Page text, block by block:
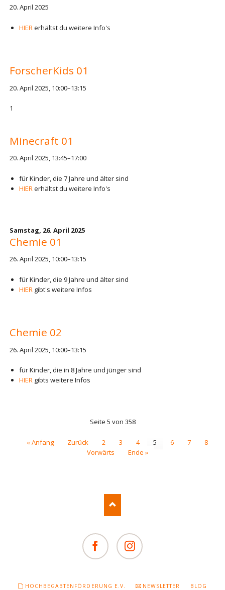
20. April 2025
HIERerhältst du weitere Info's
ForscherKids 01
20. April 2025, 10:00–13:15
1
Minecraft 01
20. April 2025, 13:45–17:00
für Kinder, die 7 Jahre und älter sind
HIERerhältst du weitere Info's
Samstag, 26. April 2025
Chemie 01
26. April 2025, 10:00–13:15
für Kinder, die 9 Jahre und älter sind
HIERgibt's weitere Infos
Chemie 02
26. April 2025, 10:00–13:15
für Kinder, die in 8 Jahre und jünger sind
HIERgibts weitere Infos
Seite 5 von 358
« Anfang Zurück 2 3 4 5 6 7
8
Vorwärts
Ende »
NAVIGATION
HOCHBEGABTENFÖRDERUNG E.V. NEWSLETTER BLOG